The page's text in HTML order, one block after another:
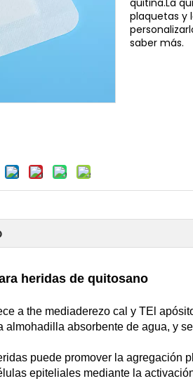
plaquetas y
saber más.
heridas de quitosano
a the mediaderezo cal y TEl
almohadilla absorbente de agua, y
puede promover la agregación
epiteliales mediante la